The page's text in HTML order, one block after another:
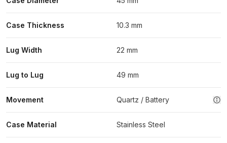
Case Thickness 10.3 mm
Lug Width 22 mm
Lug to Lug 49 mm
Movement Quartz / Battery
Case Material Stainless Steel